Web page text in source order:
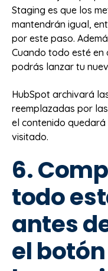
Staging es que los
mantendrán igual,
por este paso.
Cuando todo esté en
podrás lanzar tu
HubSpot archivará
reemplazadas por
el contenido
visitado.
6.
todo
antes
el